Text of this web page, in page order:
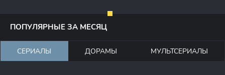
ПОПУЛЯРНЫЕ ЗА МЕСЯЦ
СЕРИАЛЫ ДОРАМЫ МУЛЬТСЕРИАЛЫ